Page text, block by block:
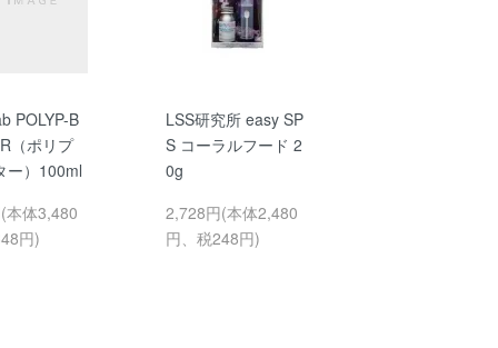
POLYP-B
（ポリプ
ー）100ml
本体3,480
円)
LSS研究所 easy SP
S コーラルフード 2
0g
2,728円(本体2,480
円、税248円)